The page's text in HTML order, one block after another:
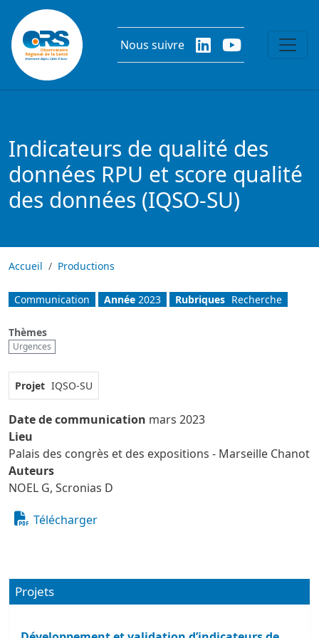
Aller au contenu principal
Nous suivre
Indicateurs de qualité des
données RPU et score qualité
des données (IQSO-SU)
Accueil Productions
Communication Année 2023 Rubriques Recherche
Thèmes
Urgences
Projet IQSO-SU
Date de communication mars 2023
Lieu
Palais des congrès et des expositions - Marseille Chanot
Auteurs
NOEL G, Scronias D
Télécharger
Projets